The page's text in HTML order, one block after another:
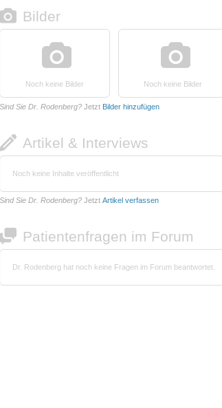
Bilder
Noch keine Bilder Noch keine Bilder
Sind Sie Dr. Rodenberg? Jetzt Bilder hinzufügen
Artikel & Interviews
Noch keine Inhalte veröffentlicht
Sind Sie Dr. Rodenberg? Jetzt Artikel verfassen
Patientenfragen im Forum
Dr. Rodenberg hat noch keine Fragen im Forum beantwortet.